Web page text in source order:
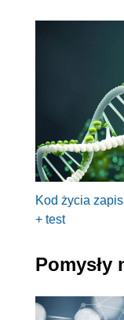
Kod życia
+ test
Pomysły